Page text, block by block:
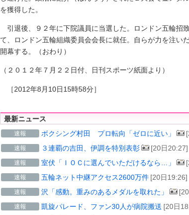
を獲得した。
引退後、９２年に下院議員に当選した。ロンドン五輪招
て、ロンドン五輪組織委員会会長に就任。自らが力を注い
開幕する。（おわり）
（２０１２年７月２２日付、日刊スポーツ紙面より）
［2012年8月10日15時58分］
最新ニュース
速報 ボクシング村田 プロ転向「ゼロに近い」
速報 ３連覇の吉田、伊調を特別表彰 [20日20:27]
速報 室伏「ＩＯＣに選んでいただけるなら…」
速報 五輪ネット中継アクセス2600万件 [20日19:26]
速報 沢「感動。重みのあるメダルを取れた」
速報 凱旋パレード、ファン30人が病院搬送 [20日